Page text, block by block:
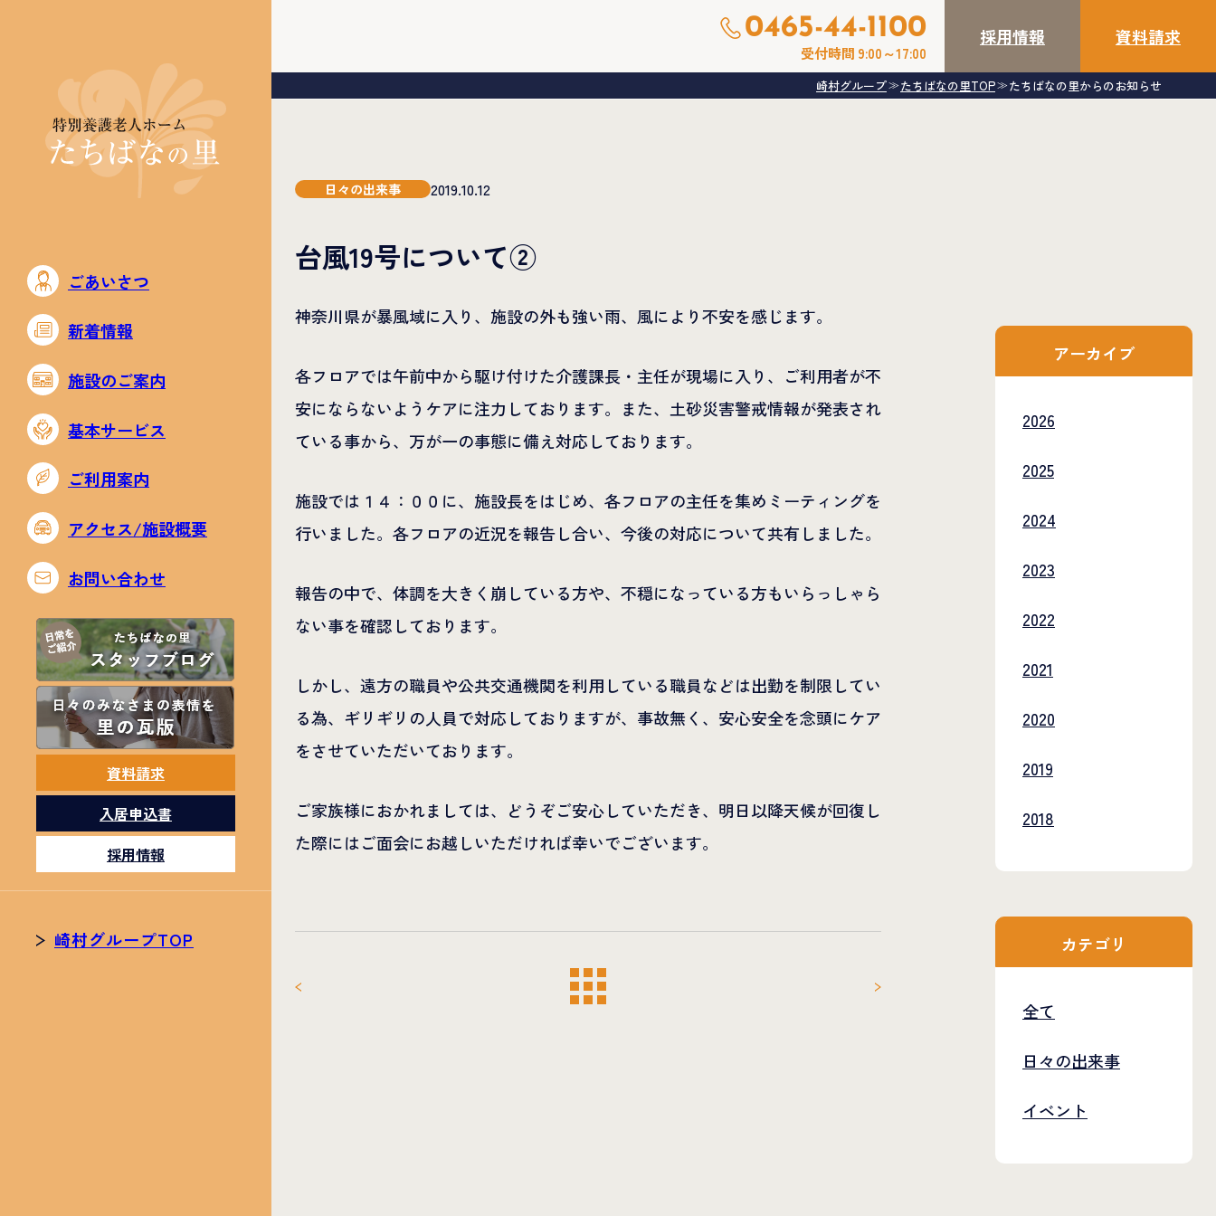
0465-44-1100
受付時間 9:00～17:00
採用情報 資料請求
ごあいさつ
新着情報
施設のご案内
基本サービス
ご利用案内
アクセス/施設概要
お問い合わせ
資料請求
入居申込書
採用情報
崎村グループTOP
崎村グループ≫ たちばなの里TOP≫ たちばなの里からのお知らせ
日々の出来事 2019.10.12
台風19号について②
神奈川県が暴風域に入り、施設の外も強い雨、風により不安を感じます。
各フロアでは午前中から駆け付けた介護課長・主任が現場に入り、ご利用者が不
安にならないようケアに注力しております。また、土砂災害警戒情報が発表され
ている事から、万が一の事態に備え対応しております。
施設では１４：００に、施設長をはじめ、各フロアの主任を集めミーティングを
行いました。各フロアの近況を報告し合い、今後の対応について共有しました。
報告の中で、体調を大きく崩している方や、不穏になっている方もいらっしゃら
ない事を確認しております。
しかし、遠方の職員や公共交通機関を利用している職員などは出勤を制限してい
る為、ギリギリの人員で対応しておりますが、事故無く、安心安全を念頭にケア
をさせていただいております。
ご家族様におかれましては、どうぞご安心していただき、明日以降天候が回復し
た際にはご面会にお越しいただければ幸いでございます。
アーカイブ
2026
2025
2024
2023
2022
2021
2020
2019
2018
カテゴリ
全て
日々の出来事
イベント